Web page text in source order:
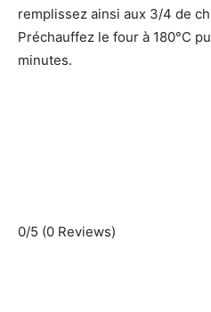
remplissez ainsi aux 3/4 de
Préchauffez le four à 180°C
minutes.
0/5 (0 Reviews)